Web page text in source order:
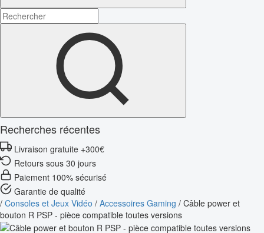
Recherches récentes
Livraison gratuite +300€
Retours sous 30 jours
Paiement 100% sécurisé
Garantie de qualité
/ Consoles et Jeux Vidéo / Accessoires Gaming / Câble power et
bouton R PSP - pièce compatible toutes versions